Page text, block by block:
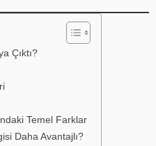
Çıktı?
Temel Farklar
Daha Avantajlı?